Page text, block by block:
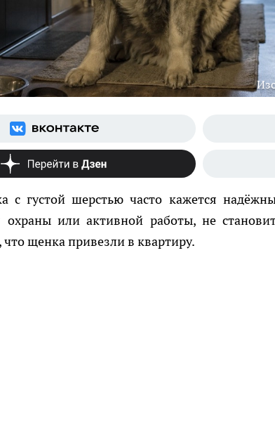
с густой шерстью часто кажется
охраны или активной работы, не
что щенка привезли в квартиру.